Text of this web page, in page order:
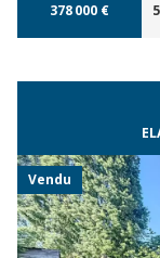
378 000 €
Vendu